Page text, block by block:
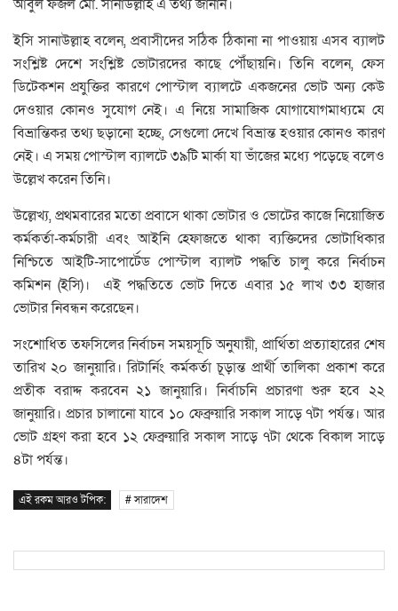
আবুল ফজল মো. সানাউল্লাহ এ তথ্য জানান।
ইসি সানাউল্লাহ বলেন, প্রবাসীদের সঠিক ঠিকানা না পাওয়ায় এসব ব্যালট
সংশ্লিষ্ট দেশে সংশ্লিষ্ট ভোটারদের কাছে পৌঁছায়নি।তিনি বলেন, ফেস
ডিটেকশন প্রযুক্তির কারণে পোস্টাল ব্যালটে একজনের ভোট অন্য কেউ
দেওয়ার কোনও সুযোগ নেই। এ নিয়ে সামাজিক যোগাযোগমাধ্যমে যে
বিভ্রান্তিকর তথ্য ছড়ানো হচ্ছে, সেগুলো দেখে বিভ্রান্ত হওয়ার কোনও কারণ
নেই। এ সময় পোস্টাল ব্যালটে ৩৯টি মার্কা যা ভাঁজের মধ্যে পড়েছে বলেও
উল্লেখ করেন তিনি।
উল্লেখ্য, প্রথমবারের মতো প্রবাসে থাকা ভোটার ও ভোটের কাজে নিয়োজিত
কর্মকর্তা-কর্মচারী এবং আইনি হেফাজতে থাকা ব্যক্তিদের ভোটাধিকার
নিশ্চিতে আইটি-সাপোর্টেড পোস্টাল ব্যালট পদ্ধতি চালু করে নির্বাচন
কমিশন (ইসি)। এই পদ্ধতিতে ভোট দিতে এবার ১৫ লাখ ৩৩ হাজার
ভোটার নিবন্ধন করেছেন।
সংশোধিত তফসিলের নির্বাচন সময়সূচি অনুযায়ী, প্রার্থিতা প্রত্যাহারের শেষ
তারিখ ২০ জানুয়ারি। রিটার্নিং কর্মকর্তা চূড়ান্ত প্রার্থী তালিকা প্রকাশ করে
প্রতীক বরাদ্দ করবেন ২১ জানুয়ারি। নির্বাচনি প্রচারণা শুরু হবে ২২
জানুয়ারি। প্রচার চালানো যাবে ১০ ফেব্রুয়ারি সকাল সাড়ে ৭টা পর্যন্ত। আর
ভোট গ্রহণ করা হবে ১২ ফেব্রুয়ারি সকাল সাড়ে ৭টা থেকে বিকাল সাড়ে
৪টা পর্যন্ত।
এই রকম আরও টপিক: # সারাদেশ